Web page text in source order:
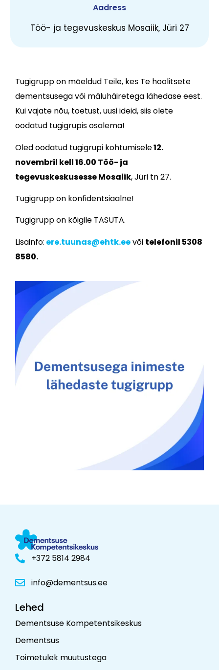
Aadress
Töö- ja tegevuskeskus Mosaiik, Jüri 27
Tugigrupp on mõeldud Teile, kes Te hoolitsete
dementsusega või mäluhäiretega lähedase eest.
Kui vajate nõu, toetust, uusi ideid, siis olete
oodatud tugigrupis osalema!
Oled oodatud tugigrupi kohtumisele12.
novembril kell 16.00 Töö- ja
tegevuskeskusesse Mosaiik, Jüri tn 27.
Tugigrupp on konfidentsiaalne!
Tugigrupp on kõigile TASUTA.
Lisainfo: ere.tuunas@ehtk.eevõi telefonil 5308
8580.
+372 5814 2984
info@dementsus.ee
Lehed
Dementsuse Kompetentsikeskus
Dementsus
Toimetulek muutustega